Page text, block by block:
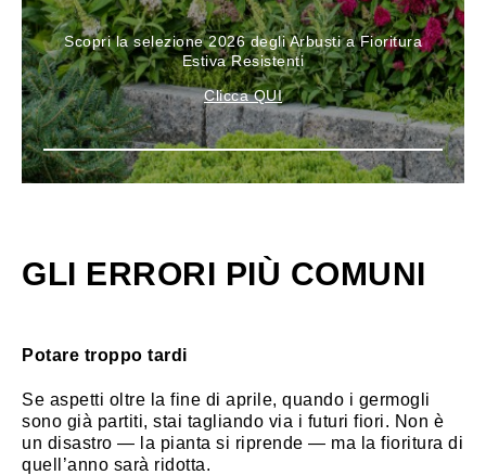
Scopri la selezione 2026 degli Arbusti a Fioritura
Estiva Resistenti
Clicca QUI
GLI ERRORI PIÙ COMUNI
Potare troppo tardi
Se aspetti oltre la fine di aprile, quando i germogli
sono già partiti, stai tagliando via i futuri fiori. Non è
un disastro — la pianta si riprende — ma la fioritura di
quell’anno sarà ridotta.